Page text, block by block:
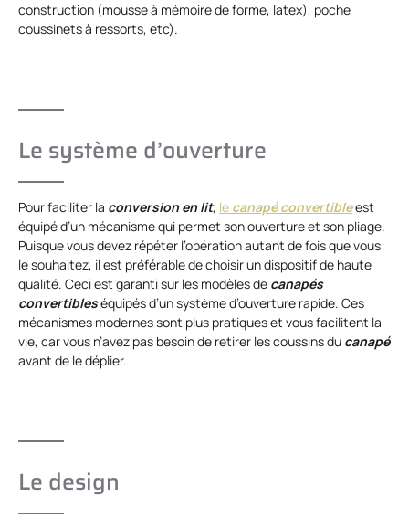
construction (mousse à mémoire de forme, latex), poche
coussinets à ressorts, etc).
Le système d’ouverture
Pour faciliter la conversion en lit, le canapé convertibleest
équipé d’un mécanisme qui permet son ouverture et son pliage.
Puisque vous devez répéter l’opération autant de fois que vous
le souhaitez, il est préférable de choisir un dispositif de haute
qualité. Ceci est garanti sur les modèles de canapés
convertibleséquipés d’un système d’ouverture rapide. Ces
mécanismes modernes sont plus pratiques et vous facilitent la
vie, car vous n’avez pas besoin de retirer les coussins du canapé
avant de le déplier.
Le design